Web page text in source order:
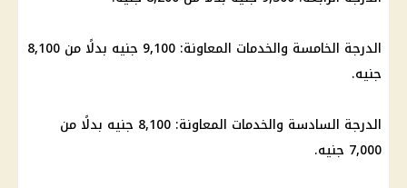
الدرجة الخامسة والخدمات المعاونة: 9,100 جنيه بدلًا من 8,100
جنيه.
الدرجة السادسة والخدمات المعاونة: 8,100 جنيه بدلًا من
7,000 جنيه.